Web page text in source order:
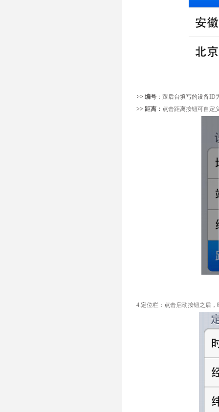
>> 编号 ：跟后台填写的
>> 距离： 点击距离按钮可自定
4.定位栏：点击启动按钮之后